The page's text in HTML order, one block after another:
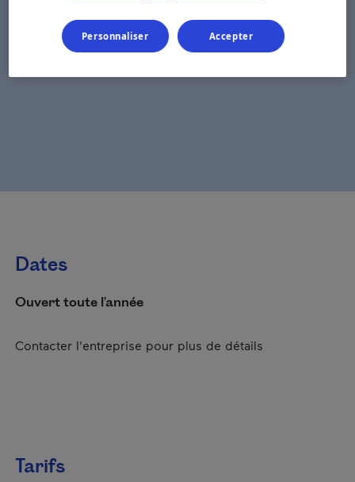
Dates
Ouvert toute l'année
Contacter l'entreprise pour plus de détails
Tarifs
Personnaliser Accepter